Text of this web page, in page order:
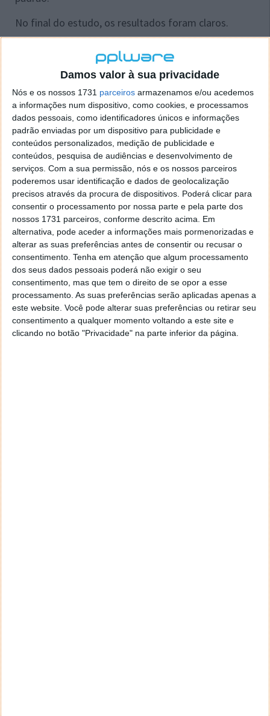
Damos valor à sua privacidade
Nós e os nossos 1731 parceiros armazenamos e/ou acedemos
a informações num dispositivo, como cookies, e processamos
dados pessoais, como identificadores únicos e informações
padrão enviadas por um dispositivo para publicidade e
conteúdos personalizados, medição de publicidade e
conteúdos, pesquisa de audiências e desenvolvimento de
serviços. Com a sua permissão, nós e os nossos parceiros
poderemos usar identificação e dados de geolocalização
precisos através da procura de dispositivos. Poderá clicar para
consentir o processamento por nossa parte e pela parte dos
nossos 1731 parceiros, conforme descrito acima. Em
alternativa, pode aceder a informações mais pormenorizadas e
alterar as suas preferências antes de consentir ou recusar o
consentimento. Tenha em atenção que algum processamento
dos seus dados pessoais poderá não exigir o seu
consentimento, mas que tem o direito de se opor a esse
processamento. As suas preferências serão aplicadas apenas a
este website. Você pode alterar suas preferências ou retirar seu
consentimento a qualquer momento voltando a este site e
clicando no botão "Privacidade" na parte inferior da página.
No final do estudo, os resultados foram claros.
No grupo com Apple Watch
diagnosticadas 21 pessoas, sendo que 57% não
apresentava quaisquer sintomas.
No grupo com assistência standardforam
diagnosticadas apenas 5 pessoas e todas
apresentavam sintomas evidentes.
Estes dados mostram que o Apple Watch consegue
identificar casos de fibrilhação auricular que, muito
provavelmente, passariam despercebidos.
Muitos dos diagnosticados através do smartwatch
não teriam procurado avaliação médica por ausência
de sintomas.